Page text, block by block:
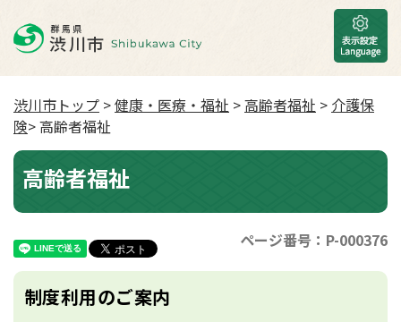
渋川市トップ >健康・医療・福祉 >高齢者福祉 > 介護保
険> 高齢者福祉
高齢者福祉
ページ番号：P-000376
制度利用のご案内